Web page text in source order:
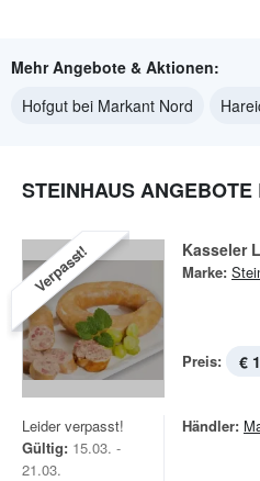
Mehr Angebote & Aktionen:
Hofgut bei Markant Nord
STEINHAUS
Verpasst! Kasseler
Marke:
Preis: €
Leider verpasst!
Gültig: 15.03. -
21.03.
Händler: